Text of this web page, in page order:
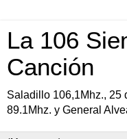
La 106
Canción
Saladillo 106,1Mhz., 25
89.1Mhz. y General